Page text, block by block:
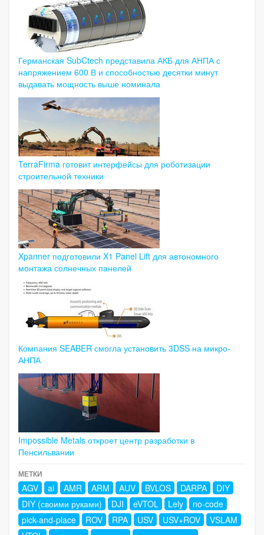
Германская SubCtech представила АКБ для АНПА с
напряжением 600 В и способностью десятки минут
выдавать мощность выше номинала
TerraFirma готовит интерфейсы для роботизации
строительной техники
Xpanner подготовили X1 Panel Lift для автономного
монтажа солнечных панелей
Компания SEABER смогла установить 3DSS на микро-
АНПА
Impossible Metals откроет центр разработки в
Пенсильвании
МЕТКИ
AGV ai AMR ARM AUV BVLOS DARPA
DIY
DIY (своими руками)
DJI eVTOL Lely
no-code
pick-and-place
ROV RPA USV USV+ROV
VSLAM